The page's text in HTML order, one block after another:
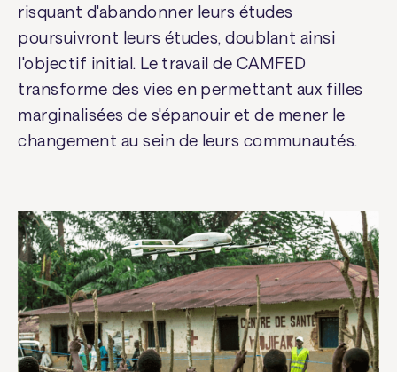
risquant d'abandonner leurs études
poursuivront leurs études, doublant ainsi
l'objectif initial. Le travail de CAMFED
transforme des vies en permettant aux filles
marginalisées de s'épanouir et de mener le
changement au sein de leurs communautés.